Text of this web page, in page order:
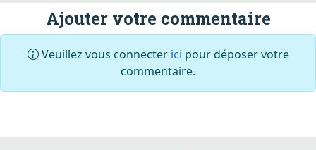
Ajouter votre commentaire
Veuillez vous connecter ici pour déposer votre
commentaire.